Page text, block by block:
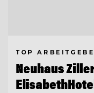
TOP
Neuhaus